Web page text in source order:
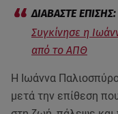
Συγκίνησε η
από το ΑΠΘ
Η Ιωάννα
μετά την επίθεση